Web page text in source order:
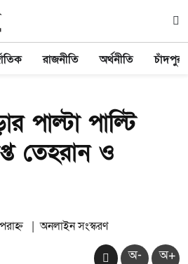
রাজনীতি অর্থনীতি চাঁদপুর
পাল্টা পাল্টি
তেহরান ও
| অনলাইন সংস্করণ
অ- অ+